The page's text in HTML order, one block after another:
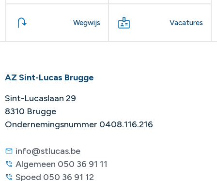
Wegwijs Vacatures
AZ Sint-Lucas Brugge
Sint-Lucaslaan 29
8310 Brugge
Ondernemingsnummer 0408.116.216
info@stlucas.be
Algemeen 050 36 91 11
Spoed 050 36 91 12